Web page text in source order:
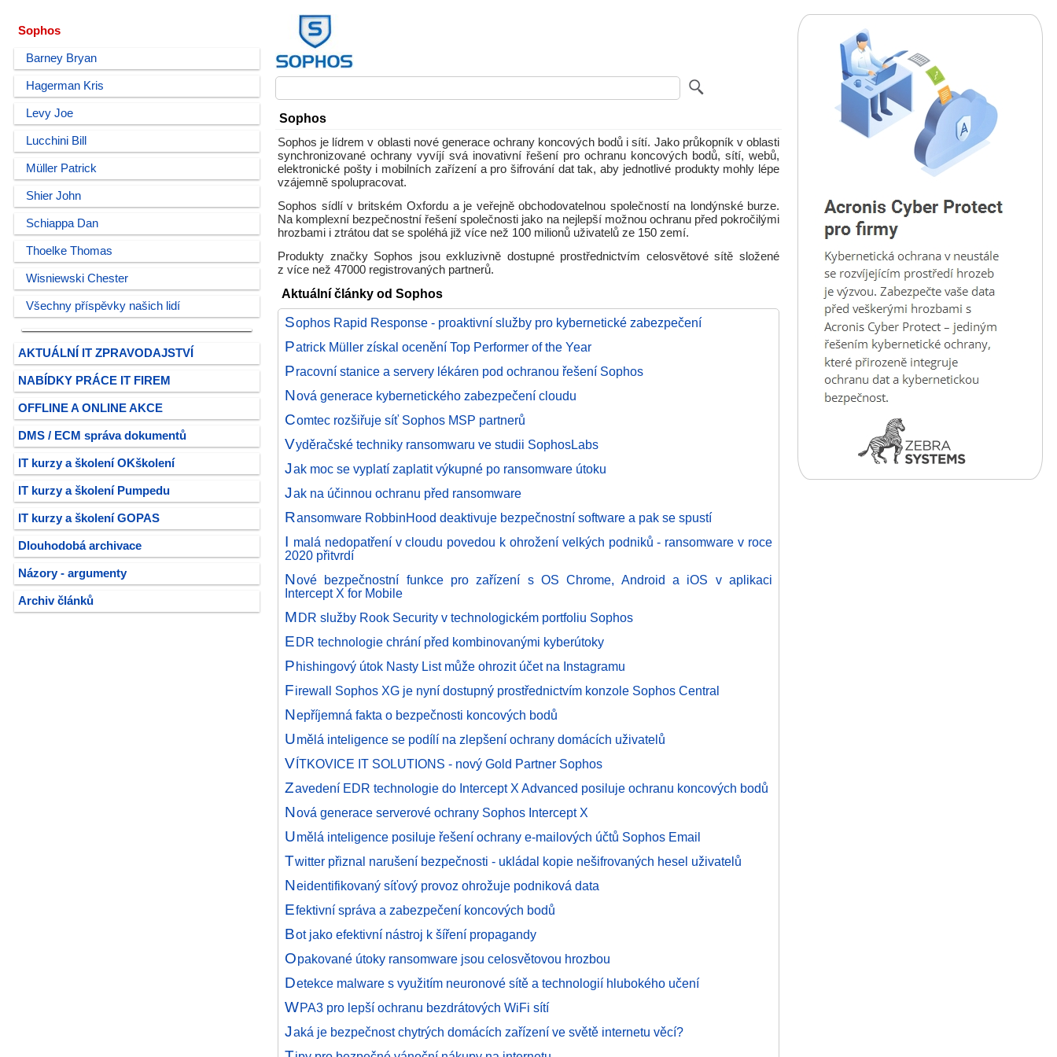
Sophos
Barney Bryan
Hagerman Kris
Levy Joe
Lucchini Bill
Müller Patrick
Shier John
Schiappa Dan
Thoelke Thomas
Wisniewski Chester
Všechny příspěvky našich lidí
AKTUÁLNÍ IT ZPRAVODAJSTVÍ
NABÍDKY PRÁCE IT FIREM
OFFLINE A ONLINE AKCE
DMS / ECM správa dokumentů
IT kurzy a školení OKškolení
IT kurzy a školení Pumpedu
IT kurzy a školení GOPAS
Dlouhodobá archivace
Názory - argumenty
Archiv článků
Sophos
Sophos je lídrem v oblasti nové generace ochrany koncových bodů i sítí. Jako průkopník v oblasti
synchronizované ochrany vyvíjí svá inovativní řešení pro ochranu koncových bodů, sítí, webů,
elektronické pošty i mobilních zařízení a pro šifrování dat tak, aby jednotlivé produkty mohly lépe
vzájemně spolupracovat.
Sophos sídlí v britském Oxfordu a je veřejně obchodovatelnou společností na londýnské burze.
Na komplexní bezpečnostní řešení společnosti jako na nejlepší možnou ochranu před pokročilými
hrozbami i ztrátou dat se spoléhá již více než 100 milionů uživatelů ze 150 zemí.
Produkty značky Sophos jsou exkluzivně dostupné prostřednictvím celosvětové sítě složené
z více než 47000 registrovaných partnerů.
Aktuální články od Sophos
Sophos Rapid Response - proaktivní služby pro kybernetické zabezpečení
Patrick Müller získal ocenění Top Performer of the Year
Pracovní stanice a servery lékáren pod ochranou řešení Sophos
Nová generace kybernetického zabezpečení cloudu
Comtec rozšiřuje síť Sophos MSP partnerů
Vyděračské techniky ransomwaru ve studii SophosLabs
Jak moc se vyplatí zaplatit výkupné po ransomware útoku
Jak na účinnou ochranu před ransomware
Ransomware RobbinHood deaktivuje bezpečnostní software a pak se spustí
I malá nedopatření v cloudu povedou k ohrožení velkých podniků - ransomware v roce
2020 přitvrdí
Nové bezpečnostní funkce pro zařízení s OS Chrome, Android a iOS v aplikaci
Intercept X for Mobile
MDR služby Rook Security v technologickém portfoliu Sophos
EDR technologie chrání před kombinovanými kyberútoky
Phishingový útok Nasty List může ohrozit účet na Instagramu
Firewall Sophos XG je nyní dostupný prostřednictvím konzole Sophos Central
Nepříjemná fakta o bezpečnosti koncových bodů
Umělá inteligence se podílí na zlepšení ochrany domácích uživatelů
VÍTKOVICE IT SOLUTIONS - nový Gold Partner Sophos
Zavedení EDR technologie do Intercept X Advanced posiluje ochranu koncových bodů
Nová generace serverové ochrany Sophos Intercept X
Umělá inteligence posiluje řešení ochrany e-mailových účtů Sophos Email
Twitter přiznal narušení bezpečnosti - ukládal kopie nešifrovaných hesel uživatelů
Neidentifikovaný síťový provoz ohrožuje podniková data
Efektivní správa a zabezpečení koncových bodů
Bot jako efektivní nástroj k šíření propagandy
Opakované útoky ransomware jsou celosvětovou hrozbou
Detekce malware s využitím neuronové sítě a technologií hlubokého učení
WPA3 pro lepší ochranu bezdrátových WiFi sítí
Jaká je bezpečnost chytrých domácích zařízení ve světě internetu věcí?